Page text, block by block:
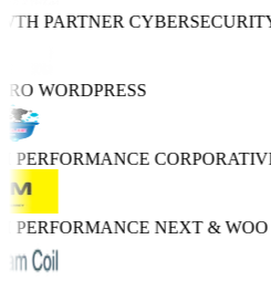
PARTNERCYBERSECURITY
WORDPRESS
PERFORMANCECORPORATIVE
PERFORMANCENEXT & WOO